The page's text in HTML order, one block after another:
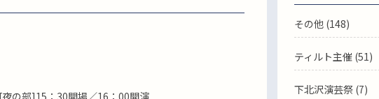
の部]15：30開場／16：00開演
その他 (148)
ティルト主催 (51)
下北沢演芸祭 (7)